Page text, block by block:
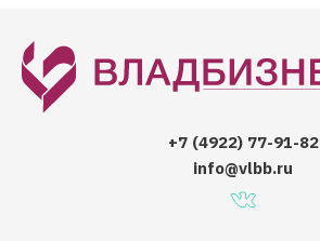
+7 (4922) 77-91-82
info@vlbb.ru